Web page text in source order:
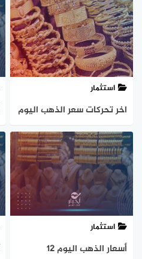
الثلاثاء 14 مايو
استثمار
اخر تحركات سعر الذهب اليوم
الخميس 8 فبراير في مصر
استثمار
أسعار الذهب اليوم 12